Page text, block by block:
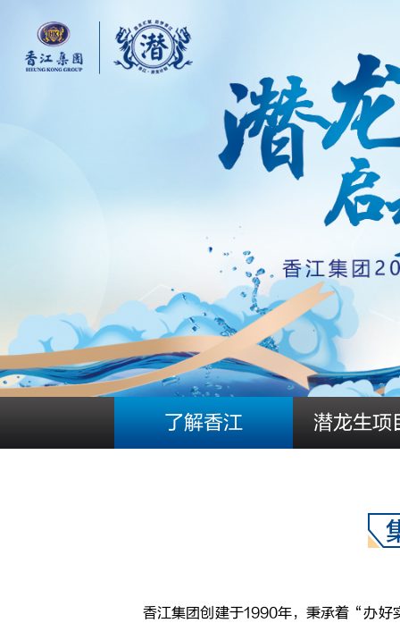
了解香江 潜龙生项
香江集团创建于1990年，秉承着“办